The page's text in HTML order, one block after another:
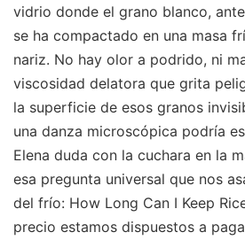
vidrio donde el grano blanco,
se ha compactado en una masa
nariz. No hay olor a podrido, ni
viscosidad delatora que grita
la superficie de esos granos
una danza microscópica podría
Elena duda con la cuchara en la
esa pregunta universal que nos
del frío: How Long Can I Keep
precio estamos dispuestos a